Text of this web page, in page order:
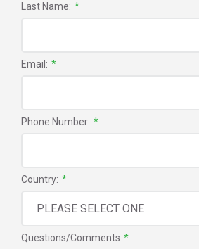
Last Name: *
Email: *
Phone Number: *
Country: *
Questions/Comments *